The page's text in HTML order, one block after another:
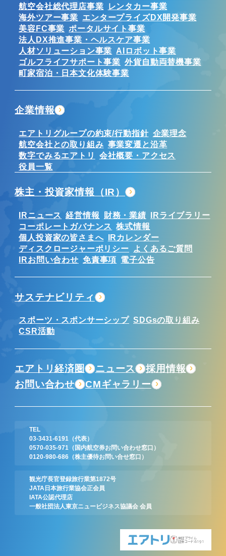
TEL
03-3431-6191
（代表）
0570-035-971
（国内航空券お問い合わせ窓口）
0120-980-686 （株主優待お問い合せ窓口）
観光庁長官登録旅行業第1872号
JATA日本旅行業協会正会員
IATA公認代理店
一般社団法人東京ニュービジネス協議会 会員
東証プライム
証券コード:6191
航空会社総代理店事業
レンタカー事業
海外ツアー事業 エンタープライズDX開発事業
美容FC事業 ポータルサイト事業
法人DX推進事業・ヘルスケア事業
人材ソリューション事業 AIロボット事業
ゴルフライフサポート事業 外貨自動両替機事業
町家宿泊・日本文化体験事業
企業情報
エアトリグループの約束/行動指針 企業理念
航空会社との取り組み 事業変遷と沿革
数字でみるエアトリ
会社概要・アクセス
役員一覧
株主・投資家情報（IR）
IRニュース 経営情報 財務・業績 IRライブラリー
コーポレートガバナンス 株式情報
個人投資家の皆さまへ IRカレンダー
ディスクロージャーポリシー
よくあるご質問
IRお問い合わせ 免責事項 電子公告
サステナビリティ
スポーツ・スポンサーシップ SDGsの取り組み
CSR活動
エアトリ経済圏 ニュース
採用情報
お問い合わせ
CMギャラリー